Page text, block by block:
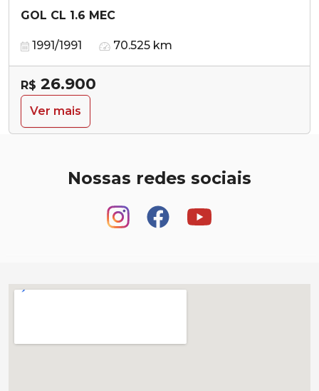
GOL CL 1.6 MEC
1991/1991 70.525 km
R$ 26.900
Ver mais
Nossas redes sociais